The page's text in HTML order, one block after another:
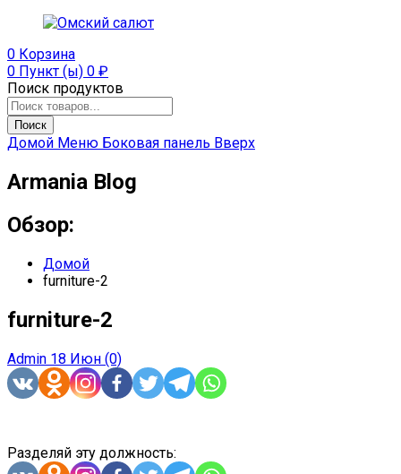
0 Корзина
0 Пункт (ы) 0 ₽
Поиск продуктов
Поиск
Домой Меню Боковая панель Вверх
Armania Blog
Обзор:
Домой
furniture-2
furniture-2
Admin 18 Июн (0)
Разделяй эту должность: